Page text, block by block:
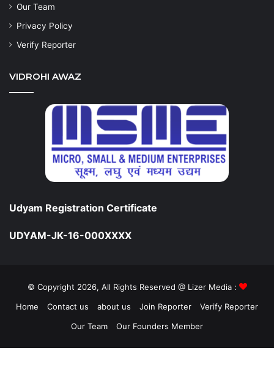
Our Team
Privacy Policy
Verify Reporter
VIDROHI AWAZ
Udyam Registration Certificate
UDYAM-JK-16-000XXXX
© Copyright 2026, All Rights Reserved @ Lizer Media :
Home
Contact us about us Join Reporter
Verify Reporter
Our Team
Our Founders Member